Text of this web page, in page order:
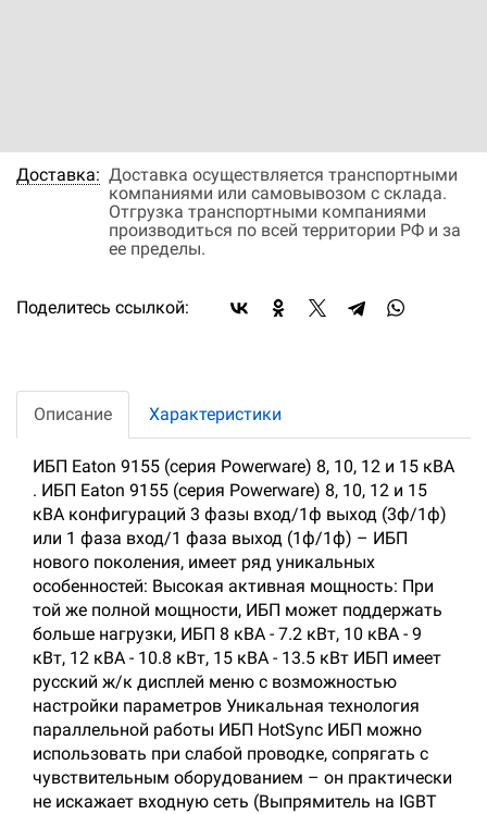
Доставка: Доставка осуществляется транспортными
компаниями или самовывозом с склада.
Отгрузка транспортными компаниями
производиться по всей территории РФ и за
ее пределы.
Поделитесь ссылкой:
Описание Характеристики
ИБП Eaton 9155 (серия Powerware) 8, 10, 12 и 15 кВА
. ИБП Eaton 9155 (серия Powerware) 8, 10, 12 и 15
кВА конфигураций 3 фазы вход/1ф выход (3ф/1ф)
или 1 фаза вход/1 фаза выход (1ф/1ф) – ИБП
нового поколения, имеет ряд уникальных
особенностей: Высокая активная мощность: При
той же полной мощности, ИБП может поддержать
больше нагрузки, ИБП 8 кВА - 7.2 кВт, 10 кВА - 9
кВт, 12 кВА - 10.8 кВт, 15 кВА - 13.5 кВт ИБП имеет
русский ж/к дисплей меню с возможностью
настройки параметров Уникальная технология
параллельной работы ИБП HotSync ИБП можно
использовать при слабой проводке, сопрягать с
чувствительным оборудованием – он практически
не искажает входную сеть (Выпрямитель на IGBT